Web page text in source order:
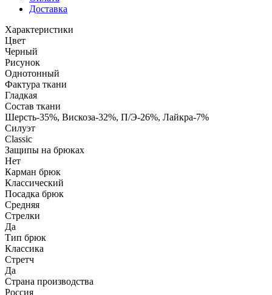
Доставка
Характеристики
Цвет
Черный
Рисунок
Однотонный
Фактура ткани
Гладкая
Состав ткани
Шерсть-35%, Вискоза-32%, П/Э-26%, Лайкра-7%
Силуэт
Classic
Защипы на брюках
Нет
Карман брюк
Классический
Посадка брюк
Средняя
Стрелки
Да
Тип брюк
Классика
Стретч
Да
Страна производства
Россия